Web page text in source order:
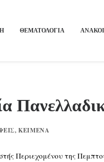
ΘΕΜΑΤΟΛΟΓΙΑ
,ΚΕΊΜΕΝΑ
Περιεχομένου της